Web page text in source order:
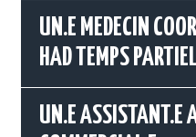
UN.E MEDECIN
HAD TEMPS PARTIEL
UN.E ASSISTANT.E